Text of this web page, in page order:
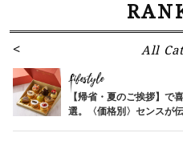
All
Lifestyle
【帰省・夏のご挨拶】で
選。〈価格別〉センスが